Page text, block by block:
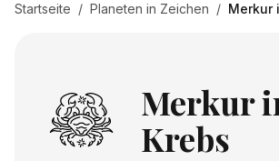
Startseite / Planeten in Zeichen / Merkur
Merkur
Krebs